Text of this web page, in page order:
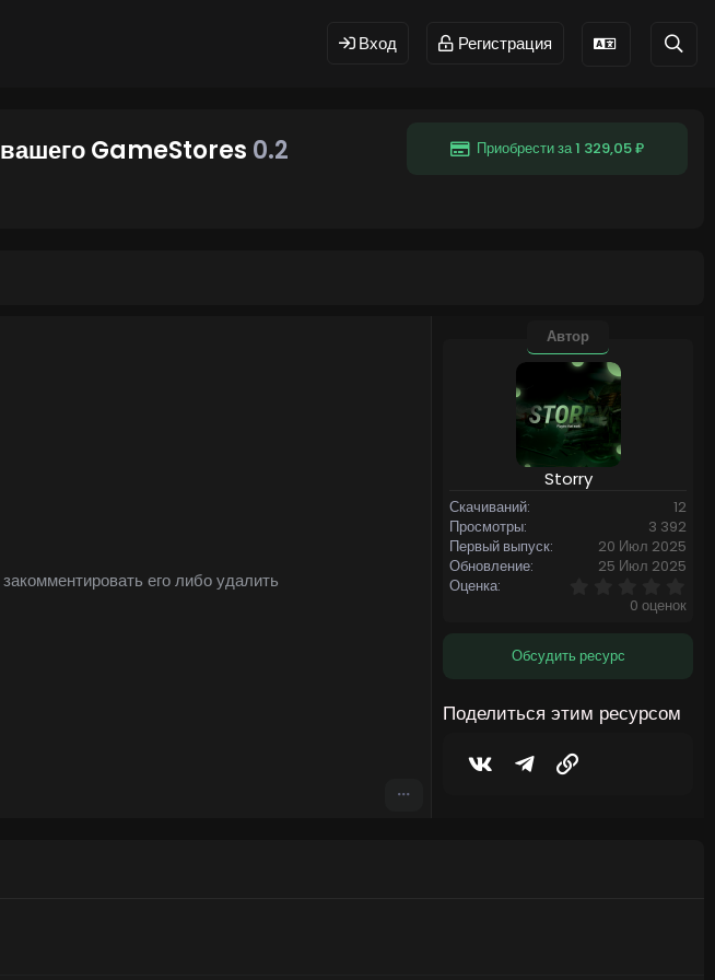
Вход Регистрация
GameStores 0.2
Приобрести за 1 329,05 ₽
его либо удалить
Автор
Storry
Скачиваний
12
Просмотры
3 392
Первый выпуск
20 Июл 2025
Обновление
25 Июл 2025
Оценка
,
0 оценок
Обсудить ресурс
Поделиться этим ресурсом
VkontakteTelegram